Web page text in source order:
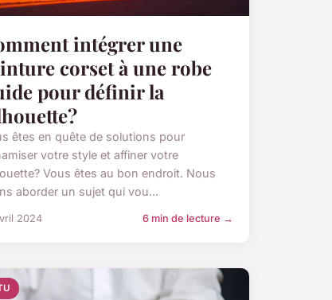
intégrer une
corset à une robe
pour définir la
êtes en quête de solutions pour
votre style et affiner votre
Vous êtes au bon endroit. Nous
aborder un sujet qui vou...
2024 6 min de lecture →